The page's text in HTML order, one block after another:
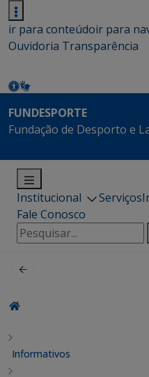
ir para conteúdoir para
Ouvidoria Transparência
FUNDESPORTE
Fundação de Desporto e
Institucional Serviços
Fale Conosco
Pesquisar
por:
Informativos